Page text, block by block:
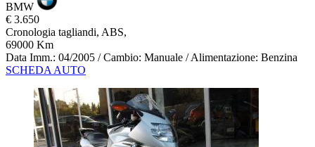
BMW
€ 3.650
Cronologia tagliandi, ABS,
69000 Km
Data Imm.: 04/2005 / Cambio: Manuale / Alimentazione: Benzina
SCHEDA AUTO